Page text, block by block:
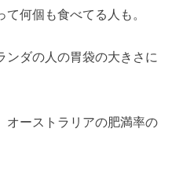
何個も食べてる人も。
ンダの人の胃袋の大きさに
オーストラリアの肥満率の